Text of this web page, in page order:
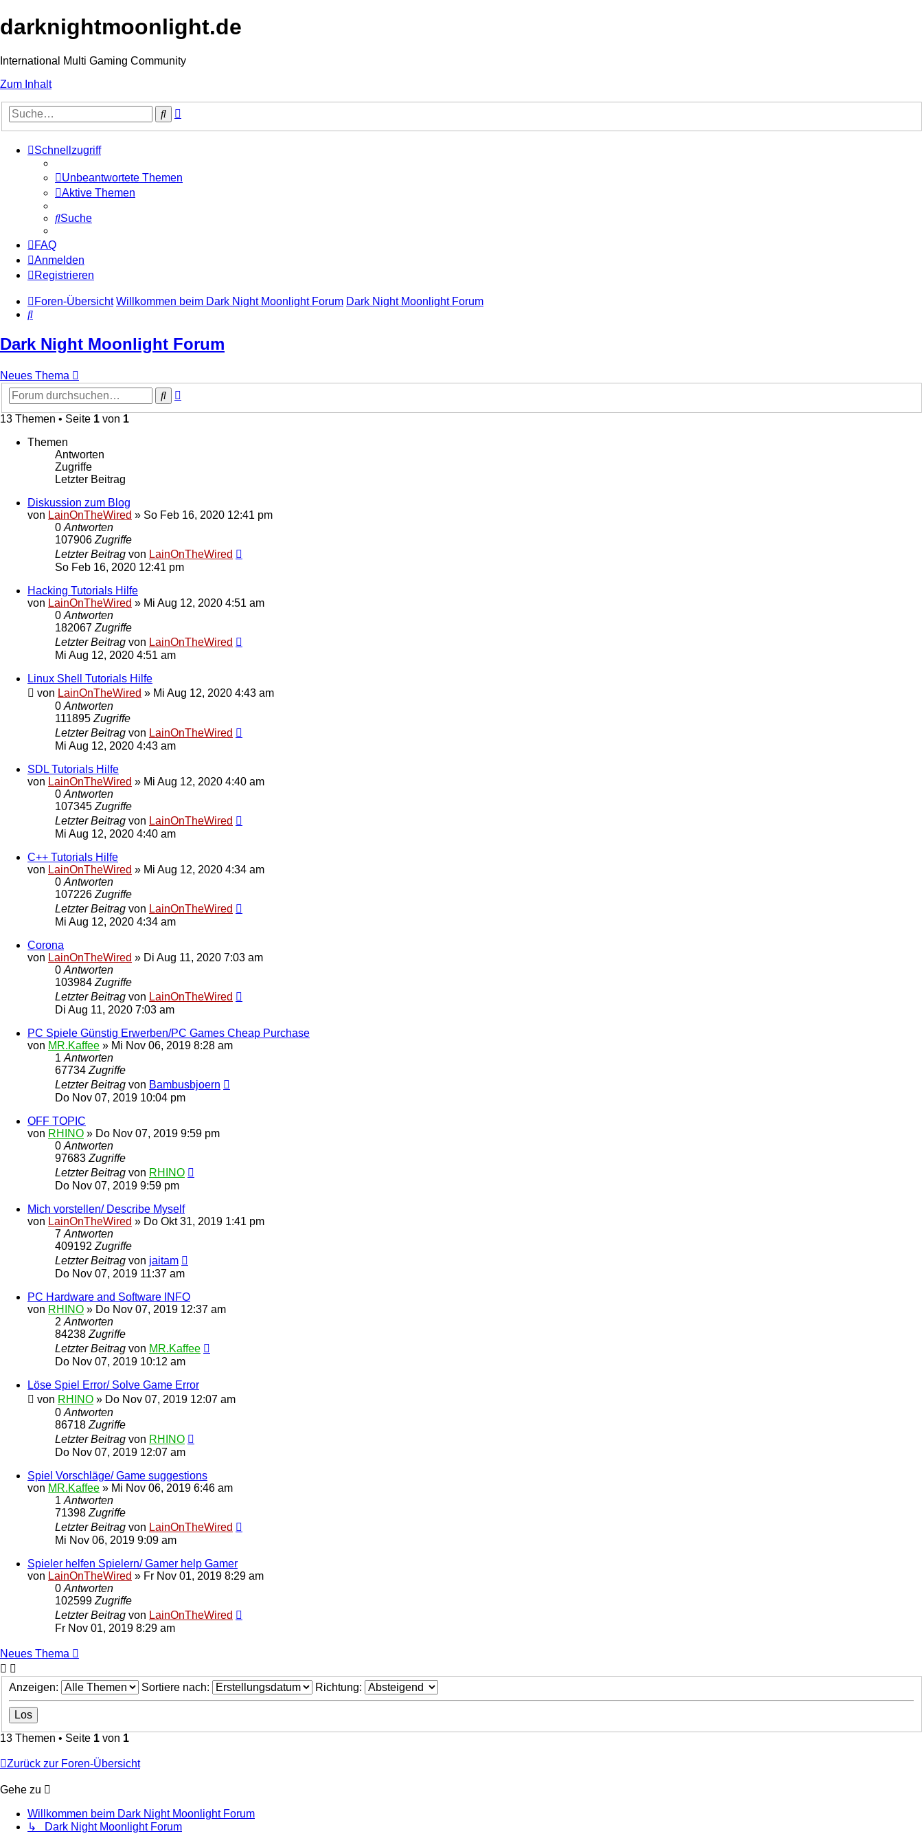
darknightmoonlight.de
International Multi Gaming Community
Zum Inhalt
Suche
Schnellzugriff
Unbeantwortete Themen
Aktive Themen
Suche
FAQ
Anmelden
Registrieren
Foren-Übersicht Willkommen beim Dark Night Moonlight Forum Dark Night Moonlight Forum
Suche
Dark Night Moonlight Forum
Neues Thema
Suche
13 Themen • Seite 1 von 1
Themen
Antworten
Zugriffe
Letzter Beitrag
Diskussion zum Blog
von LainOnTheWired » So Feb 16, 2020 12:41 pm
0 Antworten
107906 Zugriffe
Letzter Beitrag von LainOnTheWired
So Feb 16, 2020 12:41 pm
Hacking Tutorials Hilfe
von LainOnTheWired » Mi Aug 12, 2020 4:51 am
0 Antworten
182067 Zugriffe
Letzter Beitrag von LainOnTheWired
Mi Aug 12, 2020 4:51 am
Linux Shell Tutorials Hilfe
von LainOnTheWired » Mi Aug 12, 2020 4:43 am
0 Antworten
111895 Zugriffe
Letzter Beitrag von LainOnTheWired
Mi Aug 12, 2020 4:43 am
SDL Tutorials Hilfe
von LainOnTheWired » Mi Aug 12, 2020 4:40 am
0 Antworten
107345 Zugriffe
Letzter Beitrag von LainOnTheWired
Mi Aug 12, 2020 4:40 am
C++ Tutorials Hilfe
von LainOnTheWired » Mi Aug 12, 2020 4:34 am
0 Antworten
107226 Zugriffe
Letzter Beitrag von LainOnTheWired
Mi Aug 12, 2020 4:34 am
Corona
von LainOnTheWired » Di Aug 11, 2020 7:03 am
0 Antworten
103984 Zugriffe
Letzter Beitrag von LainOnTheWired
Di Aug 11, 2020 7:03 am
PC Spiele Günstig Erwerben/PC Games Cheap Purchase
von MR.Kaffee » Mi Nov 06, 2019 8:28 am
1 Antworten
67734 Zugriffe
Letzter Beitrag von Bambusbjoern
Do Nov 07, 2019 10:04 pm
OFF TOPIC
von RHINO » Do Nov 07, 2019 9:59 pm
0 Antworten
97683 Zugriffe
Letzter Beitrag von RHINO
Do Nov 07, 2019 9:59 pm
Mich vorstellen/ Describe Myself
von LainOnTheWired » Do Okt 31, 2019 1:41 pm
7 Antworten
409192 Zugriffe
Letzter Beitrag von jaitam
Do Nov 07, 2019 11:37 am
PC Hardware and Software INFO
von RHINO » Do Nov 07, 2019 12:37 am
2 Antworten
84238 Zugriffe
Letzter Beitrag von MR.Kaffee
Do Nov 07, 2019 10:12 am
Löse Spiel Error/ Solve Game Error
von RHINO » Do Nov 07, 2019 12:07 am
0 Antworten
86718 Zugriffe
Letzter Beitrag von RHINO
Do Nov 07, 2019 12:07 am
Spiel Vorschläge/ Game suggestions
von MR.Kaffee » Mi Nov 06, 2019 6:46 am
1 Antworten
71398 Zugriffe
Letzter Beitrag von LainOnTheWired
Mi Nov 06, 2019 9:09 am
Spieler helfen Spielern/ Gamer help Gamer
von LainOnTheWired » Fr Nov 01, 2019 8:29 am
0 Antworten
102599 Zugriffe
Letzter Beitrag von LainOnTheWired
Fr Nov 01, 2019 8:29 am
Neues Thema
Anzeigen: Sortiere nach: Richtung:
13 Themen • Seite 1 von 1
Zurück zur Foren-Übersicht
Gehe zu
Willkommen beim Dark Night Moonlight Forum
↳ Dark Night Moonlight Forum